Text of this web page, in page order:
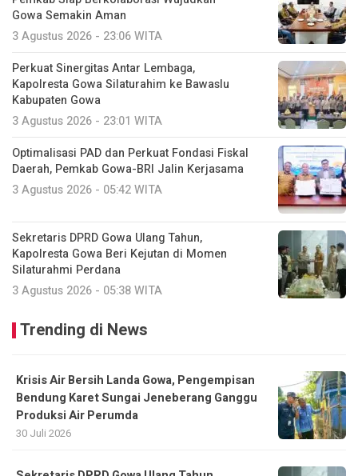
Gowa Semakin Aman
3 Agustus 2026 - 23:06 WITA
Perkuat Sinergitas Antar Lembaga,
Kapolresta Gowa Silaturahim ke Bawaslu
Kabupaten Gowa
3 Agustus 2026 - 23:01 WITA
Optimalisasi PAD dan Perkuat Fondasi Fiskal
Daerah, Pemkab Gowa-BRI Jalin Kerjasama
3 Agustus 2026 - 05:42 WITA
Sekretaris DPRD Gowa Ulang Tahun,
Kapolresta Gowa Beri Kejutan di Momen
Silaturahmi Perdana
3 Agustus 2026 - 05:38 WITA
Trending di News
Krisis Air Bersih Landa Gowa, Pengempisan
Bendung Karet Sungai Jeneberang Ganggu
Produksi Air Perumda
30 Juli 2026